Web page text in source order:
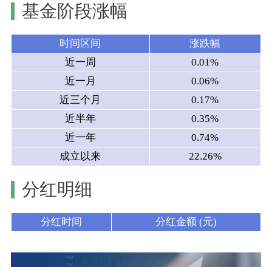
基金阶段涨幅
时间区间
涨跌幅
近一周
0.01%
近一月
0.06%
近三个月
0.17%
近半年
0.35%
近一年
0.74%
成立以来
22.26%
分红明细
分红时间 分红金额 (元)